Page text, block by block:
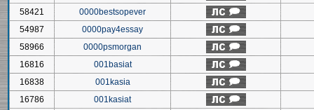
58421
0000bestsopever
54987
0000pay4essay
58966
0000psmorgan
16816
001basiat
16838
001kasia
16786
001kasiat